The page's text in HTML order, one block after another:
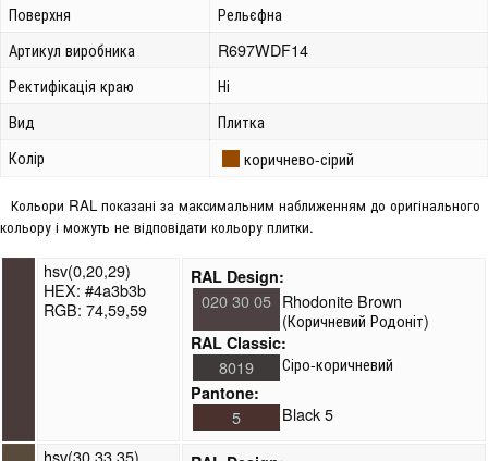
Поверхня
Рельєфна
Артикул виробника
R697WDF14
Ректифікація краю
Ні
Вид
Плитка
Колір
коричнево-сірий
Кольори RAL показані за максимальним наближенням до оригінального
кольору і можуть не відповідати кольору плитки.
hsv(0,20,29)
HEX: #4a3b3b
RGB: 74,59,59
RAL Design:
020 30 05 Rhodonite Brown
(Коричневий Родоніт)
RAL Classic:
8019 Сіро-коричневий
Pantone:
5
Black 5
hsv(30,33,35)